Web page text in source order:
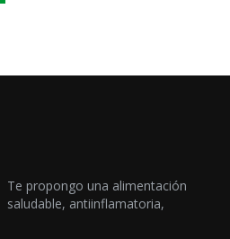
Te propongo una alimentación
saludable, antiinflamatoria,